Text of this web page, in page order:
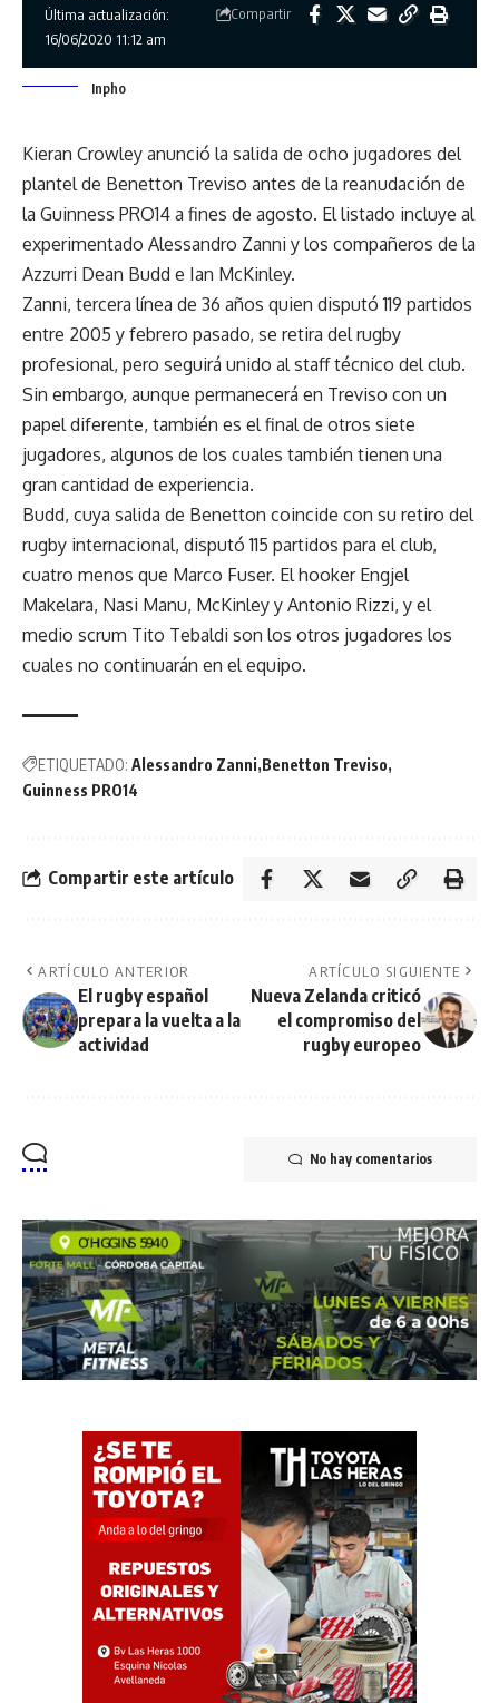
Última actualización:
16/06/2020 11:12 am
Compartir
Inpho
Kieran Crowley anunció la salida de ocho jugadores del
plantel de Benetton Treviso antes de la reanudación de
la Guinness PRO14 a fines de agosto. El listado incluye al
experimentado Alessandro Zanni y los compañeros de la
Azzurri Dean Budd e Ian McKinley.
Zanni, tercera línea de 36 años quien disputó 119 partidos
entre 2005 y febrero pasado, se retira del rugby
profesional, pero seguirá unido al staff técnico del club.
Sin embargo, aunque permanecerá en Treviso con un
papel diferente, también es el final de otros siete
jugadores, algunos de los cuales también tienen una
gran cantidad de experiencia.
Budd, cuya salida de Benetton coincide con su retiro del
rugby internacional, disputó 115 partidos para el club,
cuatro menos que Marco Fuser. El hooker Engjel
Makelara, Nasi Manu, McKinley y Antonio Rizzi, y el
medio scrum Tito Tebaldi son los otros jugadores los
cuales no continuarán en el equipo.
ETIQUETADO: Alessandro Zanni Benetton Treviso
Guinness PRO14
Compartir este artículo
ARTÍCULO ANTERIOR
El rugby español
prepara la vuelta a la
actividad
ARTÍCULO SIGUIENTE
Nueva Zelanda criticó
el compromiso del
rugby europeo
No hay comentarios